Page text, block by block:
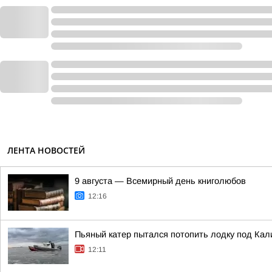
ЛЕНТА НОВОСТЕЙ
9 августа — Всемирный день книголюбов
12:16
Пьяный катер пытался потопить лодку под
12:11